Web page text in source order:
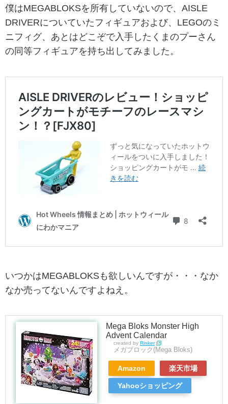
僕はMEGABLOKSを所有していないので、AISLE
DRIVERについていたフィギュアおよび、LEGOのミ
ニフィグ、あとはどこぞで入手したくまのプーさん
の同等フィギュアを持ち出してみました。
いつかはMEGABLOKSも欲しいんですが・・・なか
なか売ってないんですよねえ。
Mega Bloks Monster High
Advent Calendar
created by Rinker
メガブロック(Mega Bloks)
Amazon 楽天市場
Yahooショッピング